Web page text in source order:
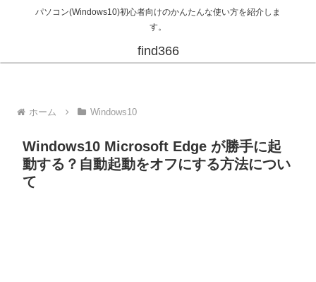
パソコン(Windows10)初心者向けのかんたんな使い方を紹介しま
す。
find366
ホーム Windows10
Windows10 Microsoft Edge が勝手に起
動する？自動起動をオフにする方法につい
て